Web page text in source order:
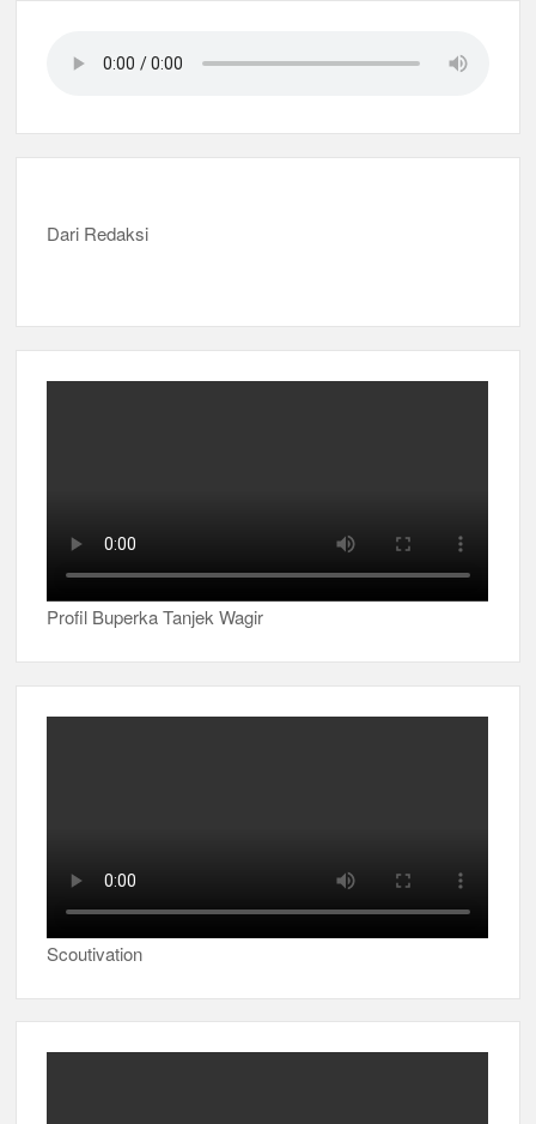
Dari Redaksi
Profil Buperka Tanjek Wagir
Scoutivation